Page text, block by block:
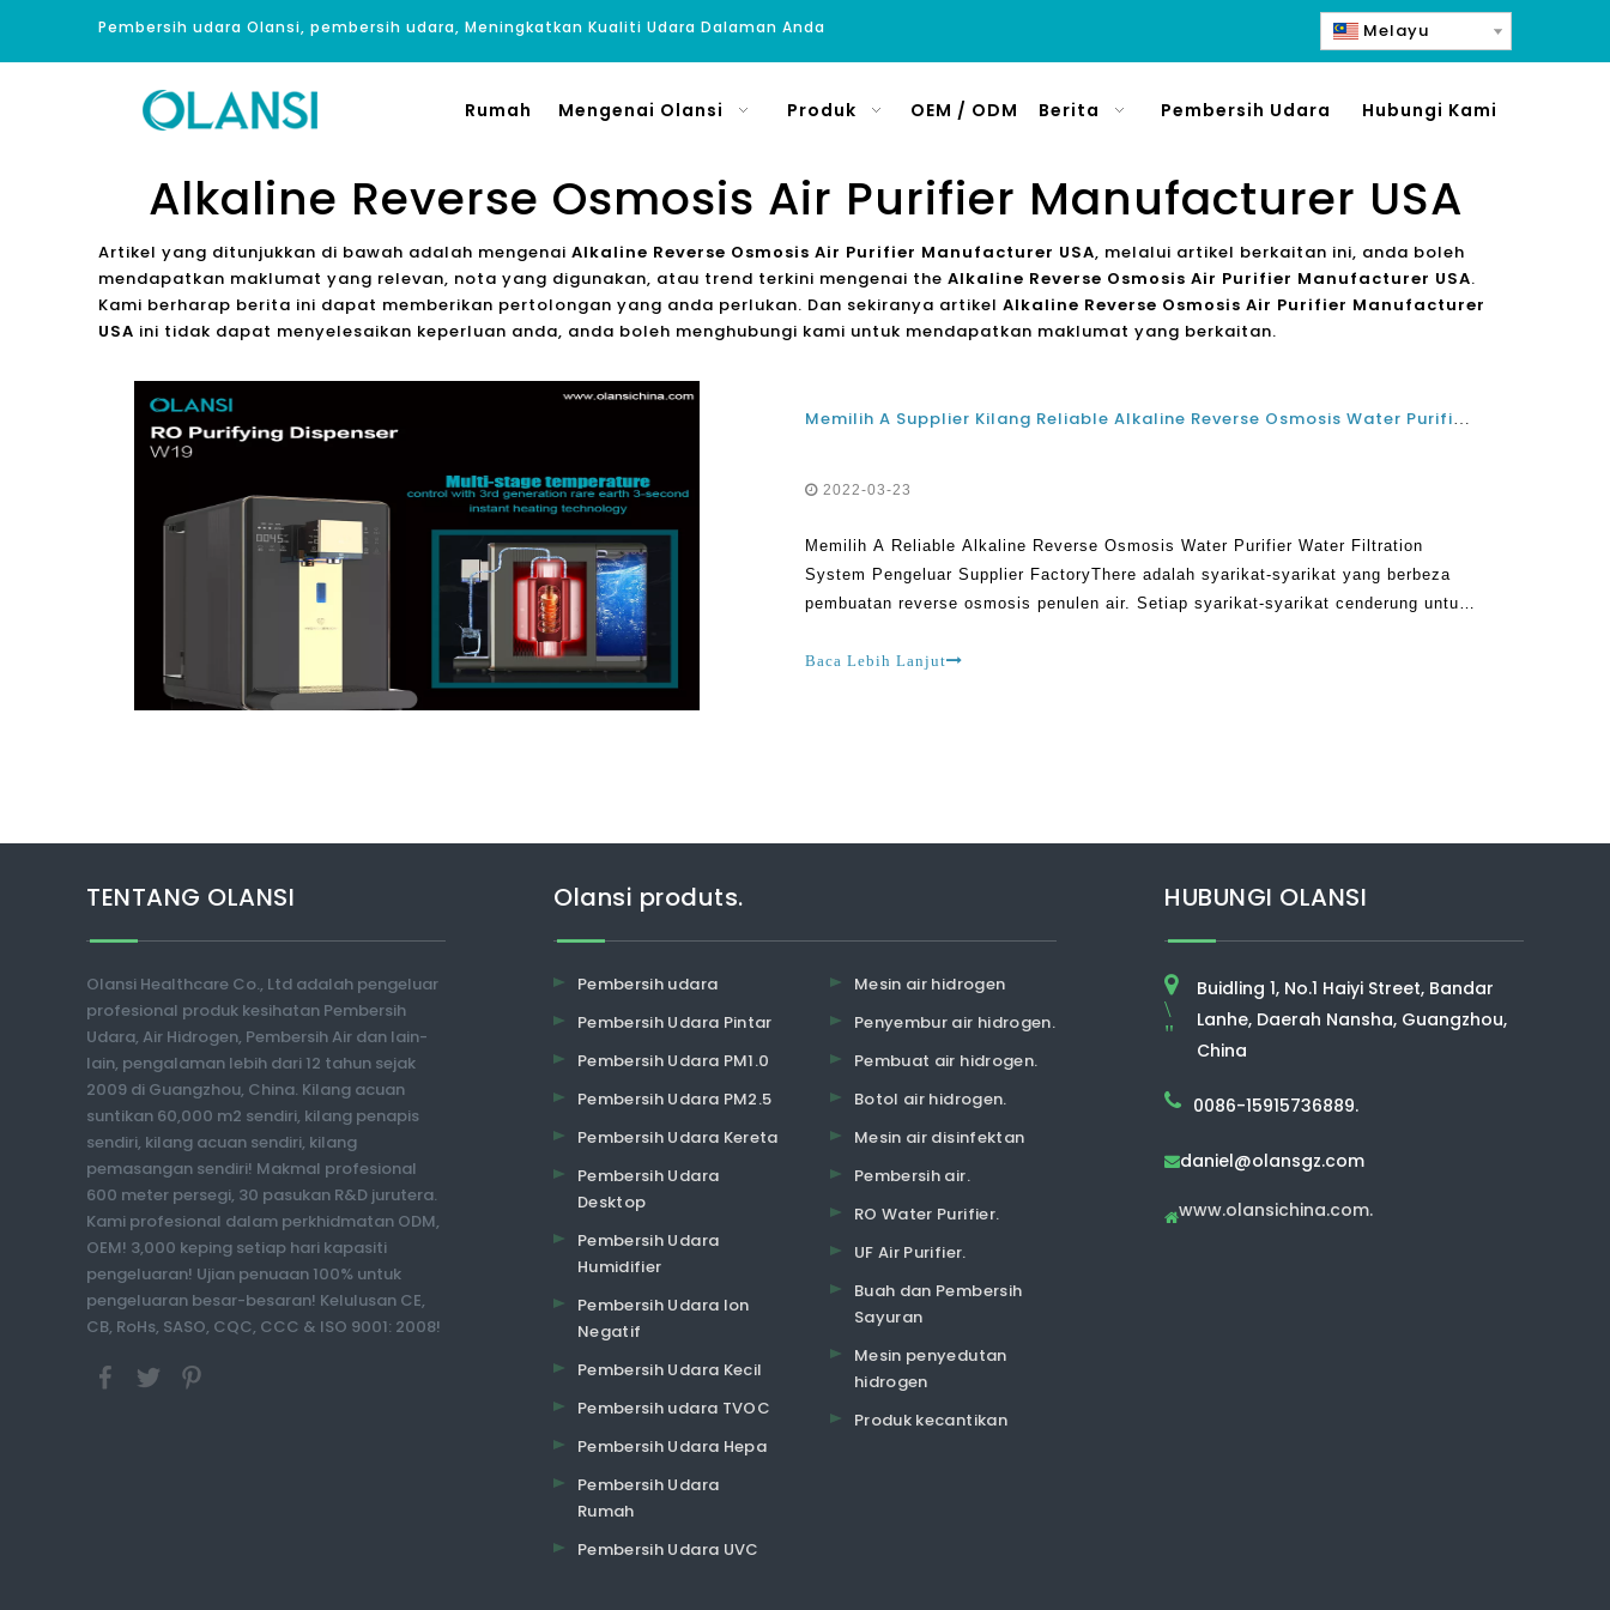
Pembersih udara Olansi, pembersih udara, Meningkatkan Kualiti Udara Dalaman Anda Melayu
Rumah Mengenai Olansi Produk OEM / ODM Berita Pembersih Udara Hubungi Kami
Alkaline Reverse Osmosis Air Purifier Manufacturer USA
Artikel yang ditunjukkan di bawah adalah mengenai Alkaline Reverse Osmosis Air Purifier Manufacturer USA, melalui artikel berkaitan ini, anda boleh
mendapatkan maklumat yang relevan, nota yang digunakan, atau trend terkini mengenai the Alkaline Reverse Osmosis Air Purifier Manufacturer USA.
Kami berharap berita ini dapat memberikan pertolongan yang anda perlukan. Dan sekiranya artikel Alkaline Reverse Osmosis Air Purifier Manufacturer
USA ini tidak dapat menyelesaikan keperluan anda, anda boleh menghubungi kami untuk mendapatkan maklumat yang berkaitan.
Memilih A Supplier Kilang Reliable Alkaline Reverse Osmosis Water Purifier Water Filtration System Pengeluar
2022-03-23
Memilih A Reliable Alkaline Reverse Osmosis Water Purifier Water Filtration
System Pengeluar Supplier FactoryThere adalah syarikat-syarikat yang berbeza
pembuatan reverse osmosis penulen air. Setiap syarikat-syarikat cenderung untuk
sementara beberapa RO w
Baca Lebih Lanjut
TENTANG OLANSI
Olansi Healthcare Co., Ltd adalah pengeluar
profesional produk kesihatan Pembersih
Udara, Air Hidrogen, Pembersih Air dan lain-
lain, pengalaman lebih dari 12 tahun sejak
2009 di Guangzhou, China. Kilang acuan
suntikan 60,000 m2 sendiri, kilang penapis
sendiri, kilang acuan sendiri, kilang
pemasangan sendiri! Makmal profesional
600 meter persegi, 30 pasukan R&D jurutera.
Kami profesional dalam perkhidmatan ODM,
OEM! 3,000 keping setiap hari kapasiti
pengeluaran! Ujian penuaan 100% untuk
pengeluaran besar-besaran! Kelulusan CE,
CB, RoHs, SASO, CQC, CCC & ISO 9001: 2008!
Olansi produts.
Pembersih udara
Pembersih Udara Pintar
Pembersih Udara PM1.0
Pembersih Udara PM2.5
Pembersih Udara Kereta
Pembersih Udara
Desktop
Pembersih Udara
Humidifier
Pembersih Udara Ion
Negatif
Pembersih Udara Kecil
Pembersih udara TVOC
Pembersih Udara Hepa
Pembersih Udara
Rumah
Pembersih Udara UVC
Mesin air hidrogen
Penyembur air hidrogen.
Pembuat air hidrogen.
Botol air hidrogen.
Mesin air disinfektan
Pembersih air.
RO Water Purifier.
UF Air Purifier.
Buah dan Pembersih
Sayuran
Mesin penyedutan
hidrogen
Produk kecantikan
HUBUNGI OLANSI
\
"
Buidling 1, No.1 Haiyi Street, Bandar
Lanhe, Daerah Nansha, Guangzhou,
China
0086-15915736889.
daniel@olansgz.com
www.olansichina.com.